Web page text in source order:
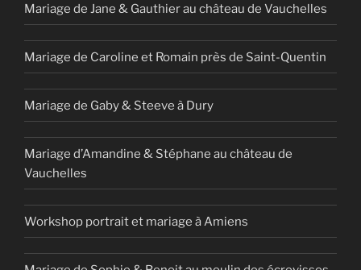
Mariage de Jane & Gauthier au château de Vauchelles
Mariage de Caroline et Romain près de Saint-Quentin
Mariage de Gaby & Steeve à Dury
Mariage d’Amandine & Stéphane au château de
Vauchelles
Workshop portrait et mariage à Amiens